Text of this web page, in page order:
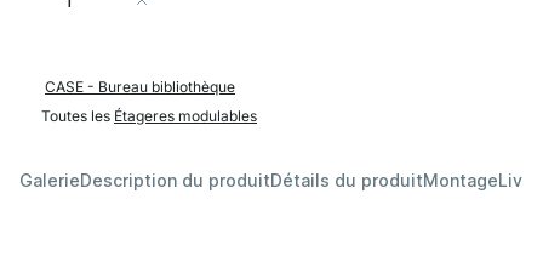
CASE - Bureau bibliothèque
Toutes les Étageres modulables
GalerieDescription du produitDétails du produitMontage